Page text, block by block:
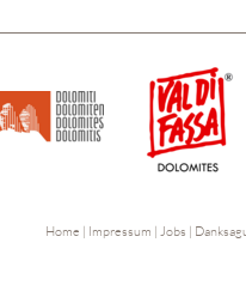
Home | Impressum | Jobs |